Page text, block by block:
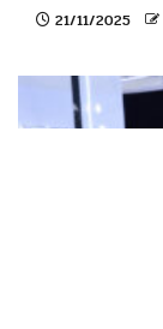
21/11/2025